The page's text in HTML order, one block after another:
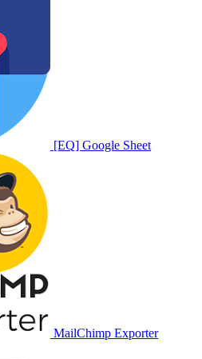
[EQ] Google Sheet
MailChimp Exporter